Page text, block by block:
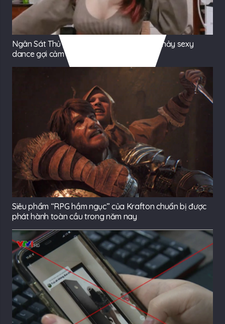
Ngân Sát Thủ phấn khích “cởi áo” ngoài, nhảy sexy
dance gợi cảm
Siêu phẩm “RPG hầm ngục” của Krafton chuẩn bị được
phát hành toàn cầu trong năm nay